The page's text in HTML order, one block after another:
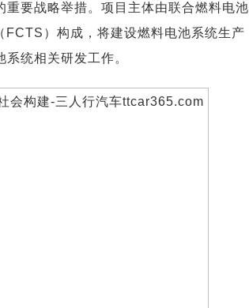
要战略举措。项目主体由联合燃料电池
）构成，将建设燃料电池系统生产
统相关研发工作。